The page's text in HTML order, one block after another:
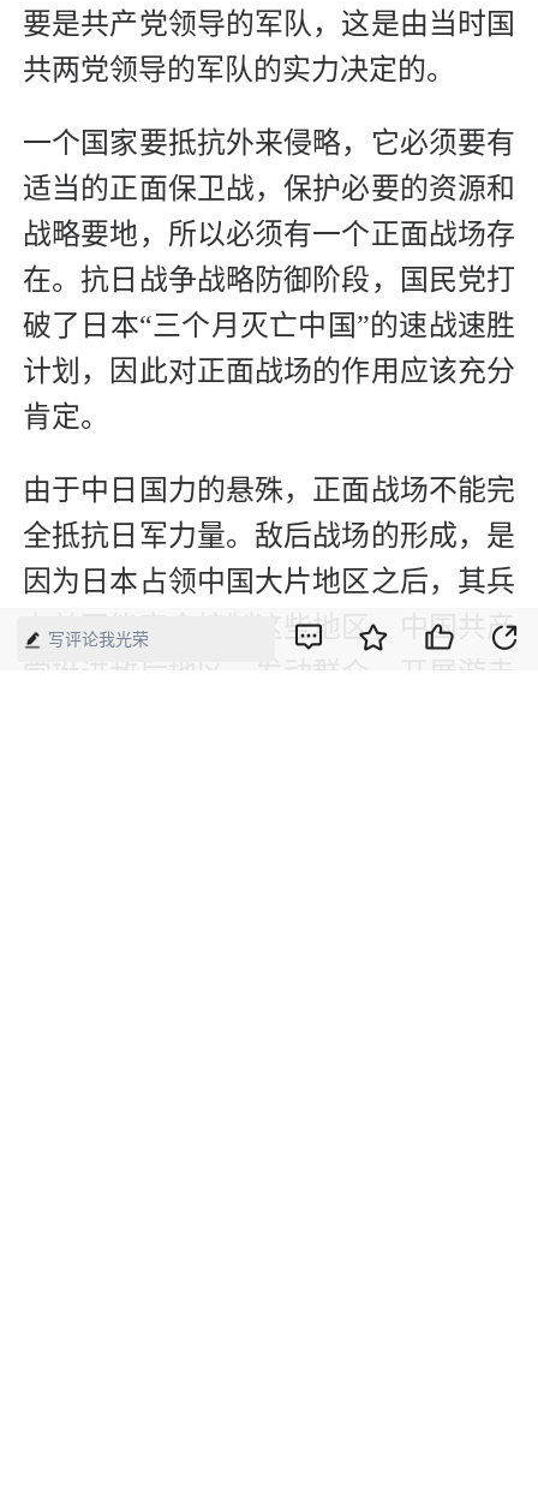
要是共产党领导的军队，这是由当时国
共两党领导的军队的实力决定的。
一个国家要抵抗外来侵略，它必须要有
适当的正面保卫战，保护必要的资源和
战略要地，所以必须有一个正面战场存
在。抗日战争战略防御阶段，国民党打
破了日本“三个月灭亡中国”的速战速胜
计划，因此对正面战场的作用应该充分
肯定。
由于中日国力的悬殊，正面战场不能完
全抵抗日军力量。敌后战场的形成，是
因为日本占领中国大片地区之后，其兵
力并不能完全控制这些地区，中国共产
党挺进敌后地区，发动群众，开展游击
写评论我光荣